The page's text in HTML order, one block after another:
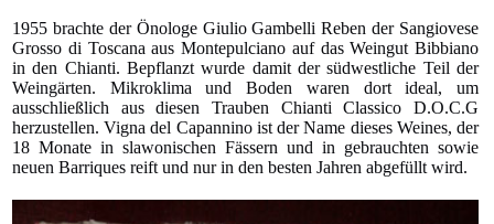
1955 brachte der Önologe Giulio Gambelli Reben der Sangiovese
Grosso di Toscana aus Montepulciano auf das Weingut Bibbiano
in den Chianti. Bepflanzt wurde damit der südwestliche Teil der
Weingärten. Mikroklima und Boden waren dort ideal, um
ausschließlich aus diesen Trauben Chianti Classico D.O.C.G
herzustellen. Vigna del Capannino ist der Name dieses Weines, der
18 Monate in slawonischen Fässern und in gebrauchten sowie
neuen Barriques reift und nur in den besten Jahren abgefüllt wird.